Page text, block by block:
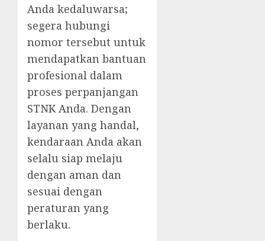
Anda kedaluwarsa;
segera hubungi
nomor tersebut untuk
mendapatkan bantuan
profesional dalam
proses perpanjangan
STNK Anda. Dengan
layanan yang handal,
kendaraan Anda akan
selalu siap melaju
dengan aman dan
sesuai dengan
peraturan yang
berlaku.